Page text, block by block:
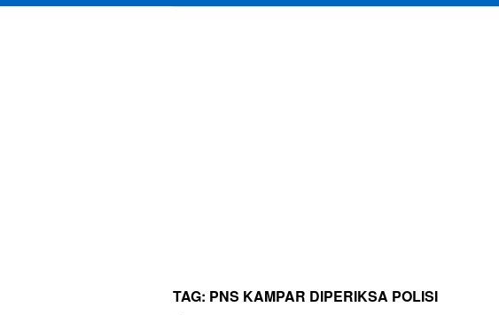
TAG: PNS KAMPAR DIPERIKSA POLISI